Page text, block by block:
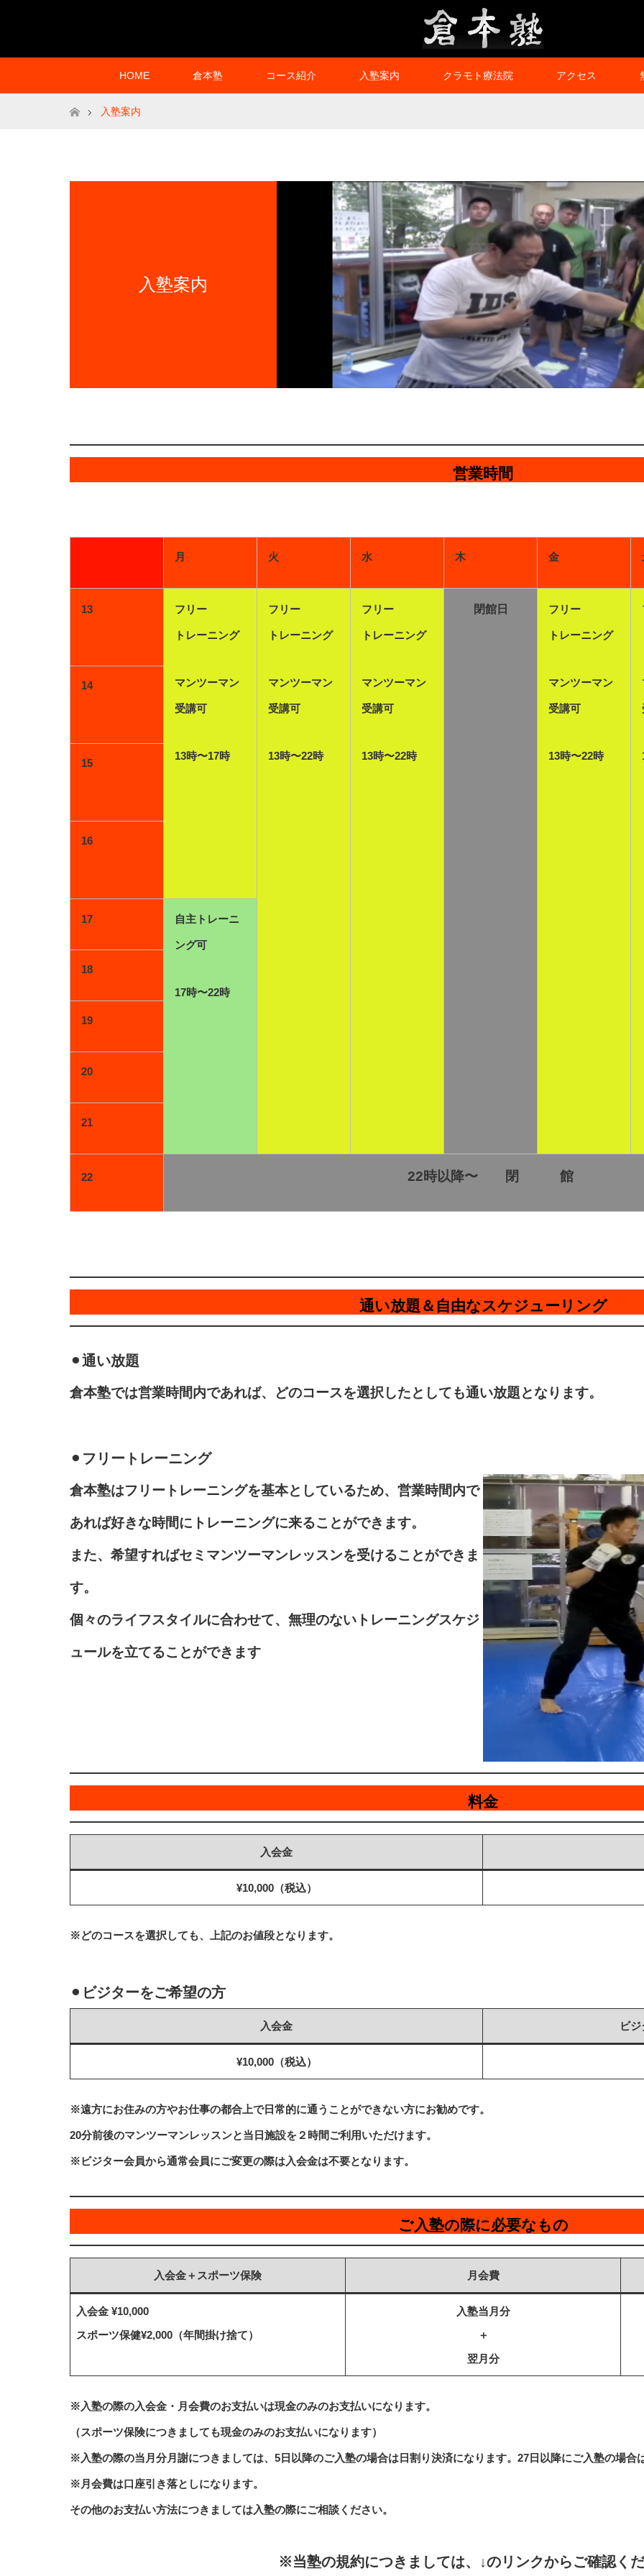
HOME 倉本塾 コース紹介 入塾案内 クラモト療法院 アクセス
ホーム入塾案内
入塾案内
営業時間
月 火 水 木 金
13 フリー
トレーニング
マンツーマン
受講可
13時〜17時
フリー
トレーニング
マンツーマン
受講可
13時〜22時
フリー
トレーニング
マンツーマン
受講可
13時〜22時
閉館日 フリー
トレーニング
マンツーマン
受講可
13時〜22時
14
15
16
17 自主トレーニ
ング可
17時〜22時
18
19
20
21
22 22時以降〜 閉 館
通い放題＆自由なスケジューリング
⚫︎通い放題
倉本塾では営業時間内であれば、どのコースを選択したとしても通い放題となります。
⚫︎ フリートレーニング
倉本塾はフリートレーニングを基本としているため、営業時間内で
あれば好きな時間にトレーニングに来ることができます。
また、希望すればセミマンツーマンレッスンを受けることができま
す。
個々のライフスタイルに合わせて、無理のないトレーニングスケジ
ュールを立てることができます
料金
入会金
¥10,000（税込）
※どのコースを選択しても、上記のお値段となります。
⚫︎ ビジターをご希望の方
入会金 ビ
¥10,000（税込）
※遠方にお住みの方やお仕事の都合上で日常的に通うことができない方にお勧めです。
20分前後のマンツーマンレッスンと当日施設を２時間ご利用いただけます。
※ビジター会員から通常会員にご変更の際は入会金は不要となります。
ご入塾の際に必要なもの
入会金＋スポーツ保険 月会費
入会金 ¥10,000
スポーツ保健¥2,000（年間掛け捨て）
入塾当月分
＋
翌月分
※入塾の際の入会金・月会費のお支払いは現金のみのお支払いになります。
（スポーツ保険につきましても現金のみのお支払いになります）
※入塾の際の当月分月謝につきましては、5日以降のご入塾の場合は日割り決済になります。27日以降にご入塾の場合
※月会費は口座引き落としになります。
その他のお支払い方法につきましては入塾の際にご相談ください。
※当塾の規約につきましては、↓のリンクからご確認くだ